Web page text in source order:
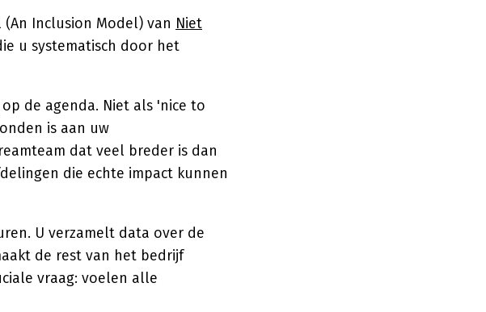
Inclusion Model) van Niet
u systematisch door het
de agenda. Niet als 'nice to
is aan uw
dat veel breder is dan
die echte impact kunnen
U verzamelt data over de
de rest van het bedrijf
vraag: voelen alle